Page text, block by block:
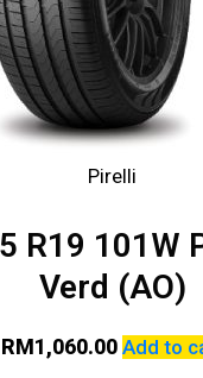
Pirelli
R19 101W
Verd (AO)
RM1,060.00 Add to